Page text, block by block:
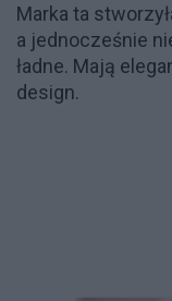
Marka ta
a jednocześnie
ładne. Mają
design.